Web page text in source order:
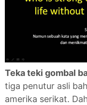
Teka teki gombal
tiga penutur asli
amerika serikat.